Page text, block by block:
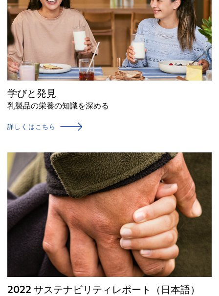
学びと発見
乳製品の栄養の知識を深める
詳しくはこちら
2022 サステナビリティレポート（日本語）